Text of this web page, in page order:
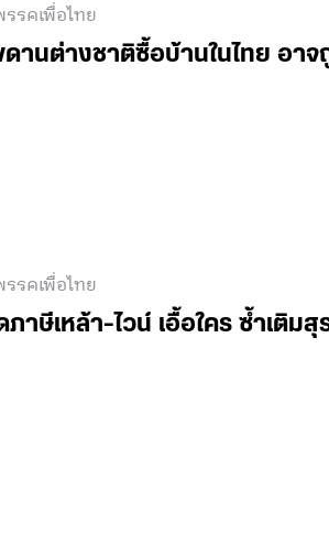
รคเพื่อไทย
านต่างชาติซื้อบ้านในไทย อา
รคเพื่อไทย
าษีเหล้า-ไวน์ เอื้อใคร ซ้ำเติม